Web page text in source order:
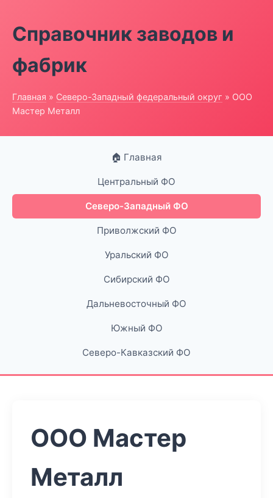
Справочник заводов и
фабрик
Главная » Северо-Западный федеральный округ » ООО
Мастер Металл
🏠 Главная
Центральный ФО
Северо-Западный ФО
Приволжский ФО
Уральский ФО
Сибирский ФО
Дальневосточный ФО
Южный ФО
Северо-Кавказский ФО
ООО Мастер
Металл